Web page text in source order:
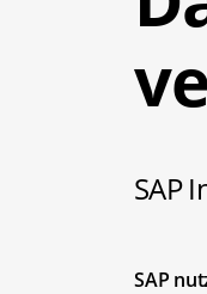
SAP
SAP